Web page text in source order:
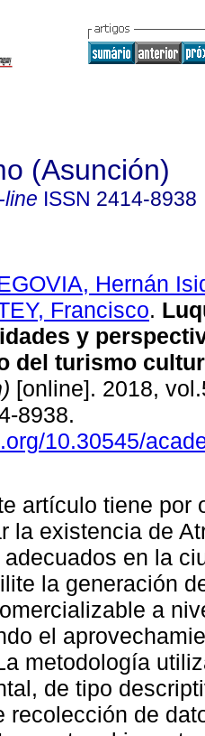
(Asunción)
line ISSN 2414-8938
Hernán
Francisco.
y
del turismo
[online]. 2018,
8938.
10.30545/
artículo tiene por
la existencia de
en la
la generación
a
el
metodología
de tipo
recolección de